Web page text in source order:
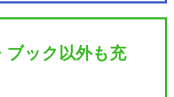
ブック以外も充